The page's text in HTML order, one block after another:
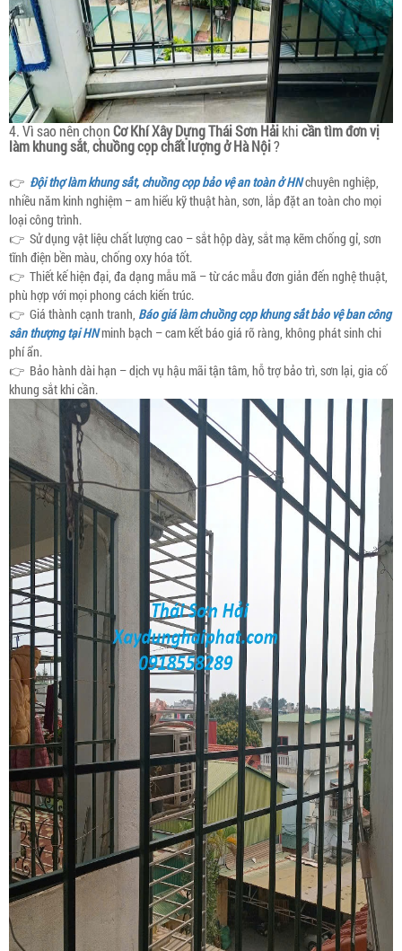
4. Vì sao nên chọnCơ Khí Xây Dựng Thái Sơn Hảikhicần tìm đơn vị
làm khung sắt,chuồng cọp chất lượng ở Hà Nội?
👉 Đội thợ làm khung sắt, chuồng cọp bảo vệ an toàn ở HNchuyên nghiệp,
nhiều năm kinh nghiệm – am hiểu kỹ thuật hàn, sơn, lắp đặt an toàn cho mọi
loại công trình.
👉 Sử dụng vật liệu chất lượng cao – sắt hộp dày, sắt mạ kẽm chống gỉ, sơn
tĩnh điện bền màu, chống oxy hóa tốt.
👉 Thiết kế hiện đại, đa dạng mẫu mã – từ các mẫu đơn giản đến nghệ thuật,
phù hợp với mọi phong cách kiến trúc.
👉 Giá thành cạnh tranh, Báo giá làm chuồng cọp khung sắt bảo vệ ban công
sân thượng tại HNminh bạch – cam kết báo giá rõ ràng, không phát sinh chi
phí ẩn.
👉 Bảo hành dài hạn – dịch vụ hậu mãi tận tâm, hỗ trợ bảo trì, sơn lại, gia cố
khung sắt khi cần.